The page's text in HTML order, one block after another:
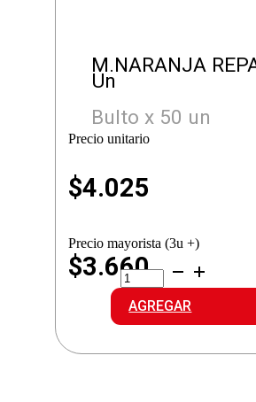
M.NARANJA
Un
Bulto x 50 un
Precio unitario
$4.025
Precio mayorista (3u +)
$3.660M.NARANJA
REPASADOR
cantidad
AGREGAR